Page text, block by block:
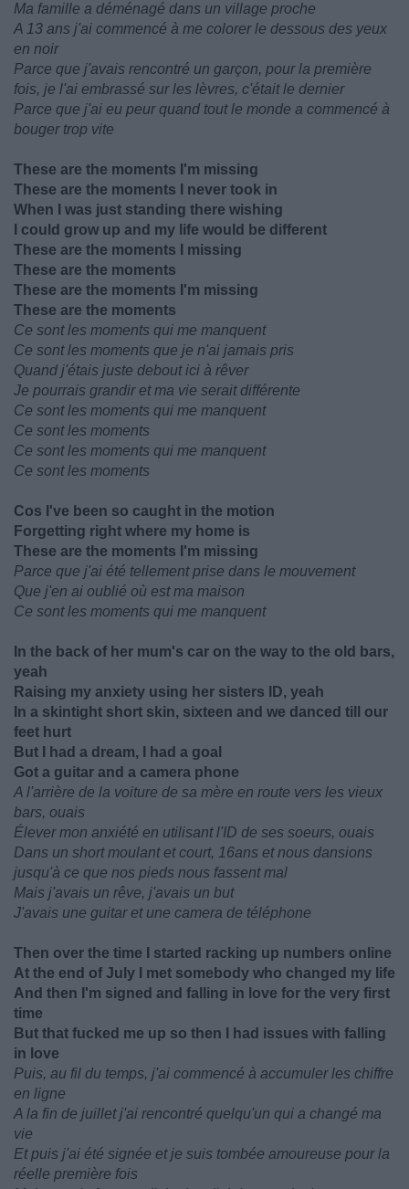
Ma famille a déménagé dans un village proche
A 13 ans j'ai commencé à me colorer le dessous des yeux
en noir
Parce que j'avais rencontré un garçon, pour la première
fois, je l'ai embrassé sur les lèvres, c'était le dernier
Parce que j'ai eu peur quand tout le monde a commencé à
bouger trop vite
These are the moments I'm missing
These are the moments I never took in
When I was just standing there wishing
I could grow up and my life would be different
These are the moments I missing
These are the moments
These are the moments I'm missing
These are the moments
Ce sont les moments qui me manquent
Ce sont les moments que je n'ai jamais pris
Quand j'étais juste debout ici à rêver
Je pourrais grandir et ma vie serait différente
Ce sont les moments qui me manquent
Ce sont les moments
Ce sont les moments qui me manquent
Ce sont les moments
Cos I've been so caught in the motion
Forgetting right where my home is
These are the moments I'm missing
Parce que j'ai été tellement prise dans le mouvement
Que j'en ai oublié où est ma maison
Ce sont les moments qui me manquent
In the back of her mum's car on the way to the old bars,
yeah
Raising my anxiety using her sisters ID, yeah
In a skintight short skin, sixteen and we danced till our
feet hurt
But I had a dream, I had a goal
Got a guitar and a camera phone
A l'arrière de la voiture de sa mère en route vers les vieux
bars, ouais
Élever mon anxiété en utilisant l'ID de ses soeurs, ouais
Dans un short moulant et court, 16ans et nous dansions
jusqu'à ce que nos pieds nous fassent mal
Mais j'avais un rêve, j'avais un but
J'avais une guitar et une camera de téléphone
Then over the time I started racking up numbers online
At the end of July I met somebody who changed my life
And then I'm signed and falling in love for the very first
time
But that fucked me up so then I had issues with falling
in love
Puis, au fil du temps, j'ai commencé à accumuler les chiffre
en ligne
A la fin de juillet j'ai rencontré quelqu'un qui a changé ma
vie
Et puis j'ai été signée et je suis tombée amoureuse pour la
réelle première fois